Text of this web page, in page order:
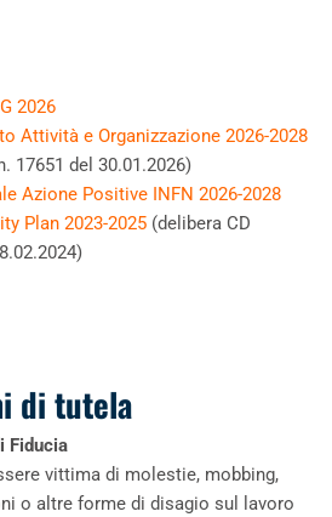
2026
Attività e Organizzazione 2026-2028
17651 del 30.01.2026)
Azione Positive INFN 2026-2028
Plan 2023-2025 (delibera CD
di tutela
Fiducia
vittima di molestie, mobbing,
o altre forme di disagio sul lavoro